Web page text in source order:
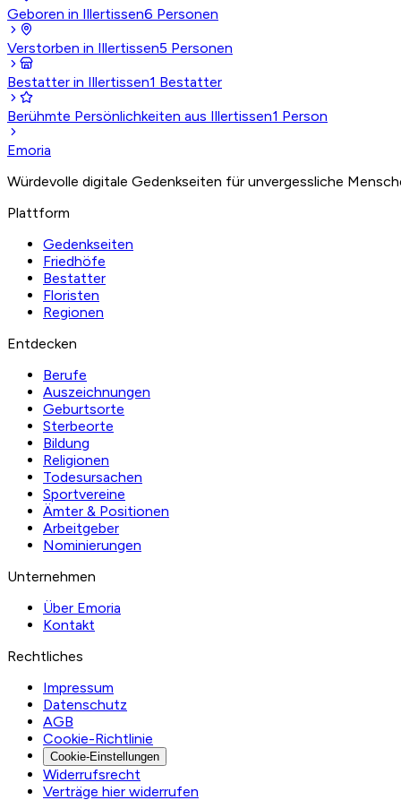
Geboren in Illertissen6 Personen
Verstorben in Illertissen5 Personen
Bestatter in Illertissen1 Bestatter
Berühmte Persönlichkeiten aus Illertissen1 Person
Emoria
Würdevolle digitale Gedenkseiten für unvergessliche
Plattform
Gedenkseiten
Friedhöfe
Bestatter
Floristen
Regionen
Entdecken
Berufe
Auszeichnungen
Geburtsorte
Sterbeorte
Bildung
Religionen
Todesursachen
Sportvereine
Ämter & Positionen
Arbeitgeber
Nominierungen
Unternehmen
Über Emoria
Kontakt
Rechtliches
Impressum
Datenschutz
AGB
Cookie-Richtlinie
Cookie-Einstellungen
Widerrufsrecht
Verträge hier widerrufen